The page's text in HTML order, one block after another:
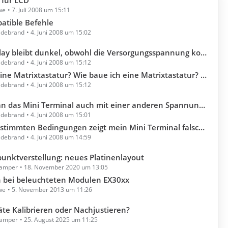
7. Juli 2008 um 15:11
Befehle
4. Juni 2008 um 15:02
dunkel, obwohl die Versorgungsspannung korrekt anliegt. An was liegt das?
4. Juni 2008 um 15:12
Wie baue ich eine Matrixtastatur? Wie schließe ich sie am MT/GR an?
4. Juni 2008 um 15:12
Mini Terminal auch mit einer anderen Spannung versorgen?
4. Juni 2008 um 15:01
zeigt mein Mini Terminal falsche Zeichen an. Danach können keine Festtexte mehr angezeigt werden.
4. Juni 2008 um 14:59
neues Platinenlayout
18. November 2020 um 13:05
bei beleuchteten Modulen EX30xx
5. November 2013 um 11:26
Kalibrieren oder Nachjustieren?
25. August 2025 um 11:25